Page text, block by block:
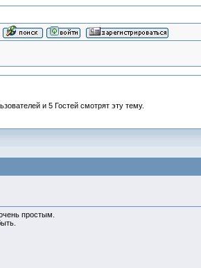
и 5 Гостей смотрят эту тему.
простым.